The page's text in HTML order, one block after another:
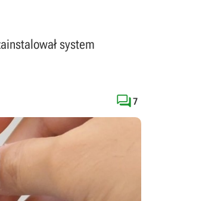
system
7